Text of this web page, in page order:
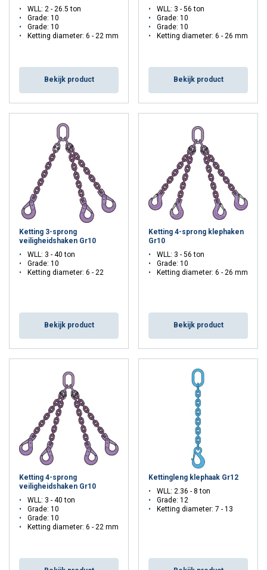
WLL: 2 - 26.5 ton
Grade: 10
Grade: 10
Ketting diameter: 6 - 22 mm
Bekijk product
WLL: 3 - 56 ton
Grade: 10
Grade: 10
Ketting diameter: 6 - 26 mm
Bekijk product
Ketting 3-sprong
veiligheidshaken Gr10
WLL: 3 - 40 ton
Grade: 10
Ketting diameter: 6 - 22
Bekijk product
Ketting 4-sprong klephaken
Gr10
WLL: 3 - 56 ton
Grade: 10
Ketting diameter: 6 - 26 mm
Bekijk product
Ketting 4-sprong
veiligheidshaken Gr10
WLL: 3 - 40 ton
Grade: 10
Grade: 10
Ketting diameter: 6 - 22 mm
Kettingleng klephaak Gr12
WLL: 2.36 - 8 ton
Grade: 12
Ketting diameter: 7 - 13
Deze website maakt gebruik van